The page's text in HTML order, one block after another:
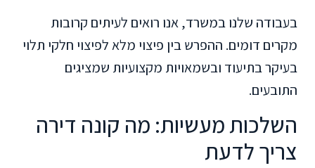
בעבודה שלנו במשרד, אנו רואים לעיתים קרובות
מקרים דומים. ההפרש בין פיצוי מלא לפיצוי חלקי תלוי
בעיקר בתיעוד ובשמאויות מקצועיות שמציגים
התובעים.
השלכות מעשיות: מה קונה דירה
צריך לדעת